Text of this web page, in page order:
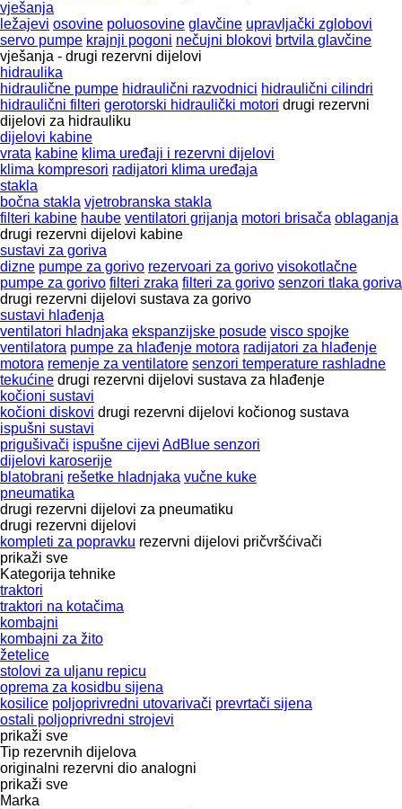
vješanja
ležajevi osovine poluosovine glavčine upravljački zglobovi
servo pumpe krajnji pogoni nečujni blokovi brtvila glavčine
vješanja - drugi rezervni dijelovi
hidraulika
hidraulične pumpe hidraulični razvodnici hidraulični cilindri
hidraulični filteri gerotorski hidraulički motori drugi rezervni
dijelovi za hidrauliku
dijelovi kabine
vrata kabine klima uređaji i rezervni dijelovi
klima kompresori radijatori klima uređaja
stakla
bočna stakla vjetrobranska stakla
filteri kabine haube ventilatori grijanja motori brisača oblaganja
drugi rezervni dijelovi kabine
sustavi za goriva
dizne pumpe za gorivo rezervoari za gorivo visokotlačne
pumpe za gorivo filteri zraka filteri za gorivo senzori tlaka goriva
drugi rezervni dijelovi sustava za gorivo
sustavi hlađenja
ventilatori hladnjaka ekspanzijske posude visco spojke
ventilatora pumpe za hlađenje motora radijatori za hlađenje
motora remenje za ventilatore senzori temperature rashladne
tekućine drugi rezervni dijelovi sustava za hlađenje
kočioni sustavi
kočioni diskovi drugi rezervni dijelovi kočionog sustava
ispušni sustavi
prigušivači ispušne cijevi AdBlue senzori
dijelovi karoserije
blatobrani rešetke hladnjaka vučne kuke
pneumatika
drugi rezervni dijelovi za pneumatiku
drugi rezervni dijelovi
kompleti za popravku rezervni dijelovi pričvršćivači
prikaži sve
Kategorija tehnike
traktori
traktori na kotačima
kombajni
kombajni za žito
žetelice
stolovi za uljanu repicu
oprema za kosidbu sijena
kosilice poljoprivredni utovarivači prevrtači sijena
ostali poljoprivredni strojevi
prikaži sve
Tip rezervnih dijelova
originalni rezervni dio analogni
prikaži sve
Marka